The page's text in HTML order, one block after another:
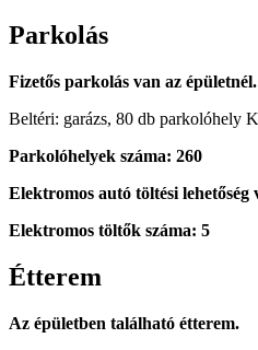
Parkolás
Fizetős parkolás van az épületnél.
Beltéri: garázs, 80 db parkolóhely
Parkolóhelyek száma: 260
Elektromos autó töltési lehetőség
Elektromos töltők száma: 5
Étterem
Az épületben található étterem.